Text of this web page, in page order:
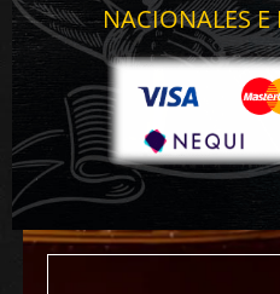
NACIONALES